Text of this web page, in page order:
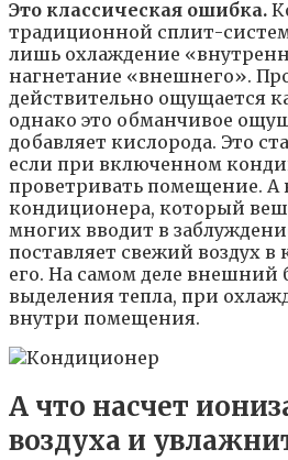
Это классическая ошибка.
традиционной сплит-
лишь охлаждение
нагнетание «внешнего».
действительно ощущается
однако это обманчивое
добавляет кислорода. Это
если при включенном
проветривать помещение.
кондиционера, который
многих вводит в
поставляет свежий воздух в
его. На самом деле внешний
выделения тепла, при
внутри помещения.
А что насчет
воздуха и